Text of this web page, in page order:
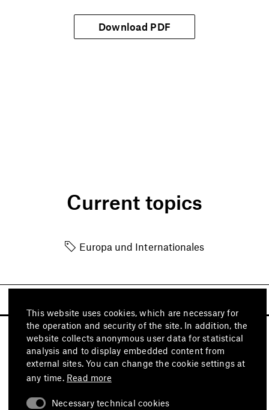
Download PDF
Current topics
Europa und Internationales
Visit also
This website uses cookies, which are necessary for
the operation and security of the site. In addition, the
website collects anonymous user data for statistical
analysis and to display embedded content from
external sites. You can change the cookie settings at
any time. Read more
Necessary technical cookies